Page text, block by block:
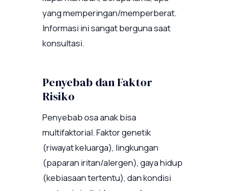
yang memperingan/memperberat.
Informasi ini sangat berguna saat
konsultasi.
Penyebab dan Faktor
Risiko
Penyebab osa anak bisa
multifaktorial. Faktor genetik
(riwayat keluarga), lingkungan
(paparan iritan/alergen), gaya hidup
(kebiasaan tertentu), dan kondisi